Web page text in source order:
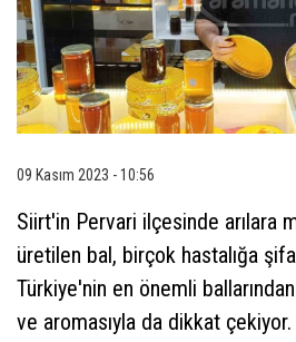
09 Kasım 2023 - 10:56
Siirt'in Pervari ilçesinde arılara
üretilen bal, birçok hastalığa
Türkiye'nin en önemli
ve aromasıyla da dikkat çekiyor.